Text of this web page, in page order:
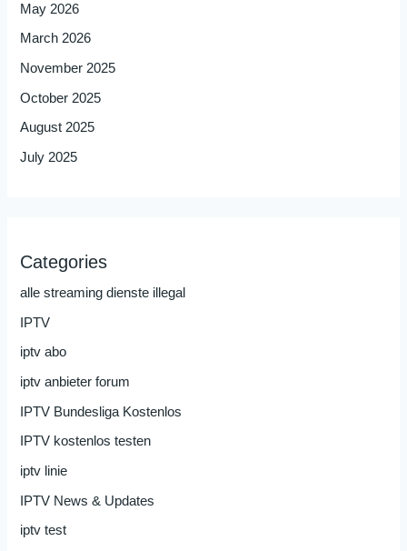
May 2026
March 2026
November 2025
October 2025
August 2025
July 2025
Categories
alle streaming dienste illegal
IPTV
iptv abo
iptv anbieter forum
IPTV Bundesliga Kostenlos
IPTV kostenlos testen
iptv linie
IPTV News & Updates
iptv test